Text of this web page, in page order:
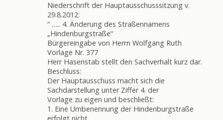
Niederschrift der Hauptausschusssitzung v.
29.8.2012:
“ ….. 4. Änderung des Straßennamens
„Hindenburgstraße“
Bürgereingabe von Herrn Wolfgang Ruth
Vorlage Nr. 377
Herr Hasenstab stellt den Sachverhalt kurz dar.
Beschluss:
Der Hauptausschuss macht sich die
Sachdarstellung unter Ziffer 4. der
Vorlage zu eigen und beschließt:
1. Eine Umbenennung der Hindenburgstraße